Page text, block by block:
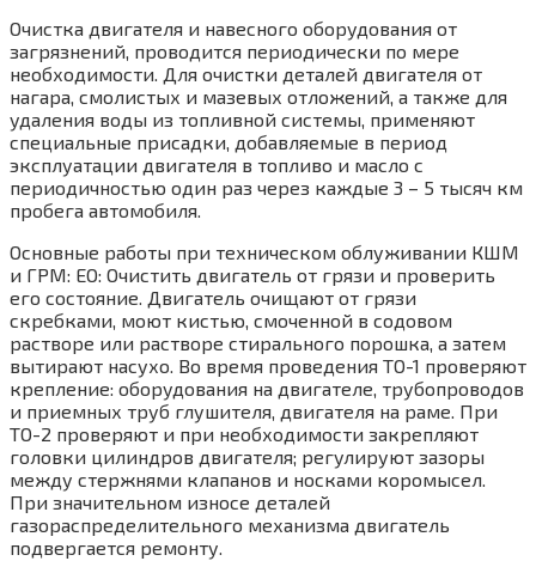
Очистка двигателя и навесного оборудования от
загрязнений, проводится периодически по мере
необходимости. Для очистки деталей двигателя от
нагара, смолистых и мазевых отложений, а также для
удаления воды из топливной системы, применяют
специальные присадки, добавляемые в период
эксплуатации двигателя в топливо и масло с
периодичностью один раз через каждые 3 – 5 тысяч км
пробега автомобиля.
Основные работы при техническом облуживании КШМ
и ГРМ: ЕО: Очистить двигатель от грязи и проверить
его состояние. Двигатель очищают от грязи
скребками, моют кистью, смоченной в содовом
растворе или растворе стирального порошка, а затем
вытирают насухо. Во время проведения ТО-1 проверяют
крепление: оборудования на двигателе, трубопроводов
и приемных труб глушителя, двигателя на раме. При
ТО-2 проверяют и при необходимости закрепляют
головки цилиндров двигателя; регулируют зазоры
между стержнями клапанов и носками коромысел.
При значительном износе деталей
газораспределительного механизма двигатель
подвергается ремонту.